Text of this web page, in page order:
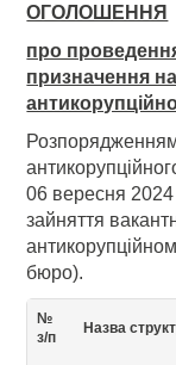
ОГОЛОШЕННЯ
про
призначення
06 вересня
зайняття
бюро).
№
з/п
Назва